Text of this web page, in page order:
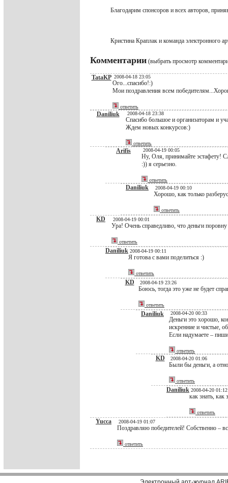
Благодарим спонсоров и всех авторов,
Кристина Краплак и команда электронного
Комментарии (выбрать просмотр
TataKP 2008-04-18 23:05
Ого...спасибо!:)
Мои поздравления всем
ответить
Daniliuk 2008-04-18 23:38
Спасибо большое и организаторам и
Ждем новых конкурсов:)
ответить
Arifis 2008-04-19 00:05
Ну, Оля, принимайте эстафету!
:)) я серьезно.
ответить
Daniliuk 2008-04-19 00:10
Хорошо, как только
ответить
KD 2008-04-19 00:01
Ура! Очень справедливо, что деньги
ответить
Daniliuk 2008-04-19 00:11
Я готова с вами поделиться :)
ответить
KD 2008-04-19 23:26
Боюсь, тогда это уже не будет
ответить
Daniliuk 2008-04-20 00:33
Деньги это хорошо,
искренние и чистые,
Если надумаете –
ответить
KD 2008-04-20 01:06
Были бы деньги, а
ответить
Daniliuk 2008-04-20 01:12
как знать, как
ответить
Yucca 2008-04-19 01:07
Поздравляю победителей! Собственно –
ответить